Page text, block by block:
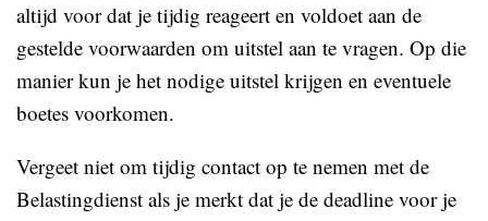
altijd voor dat je tijdig reageert en voldoet aan de
gestelde voorwaarden om uitstel aan te vragen. Op die
manier kun je het nodige uitstel krijgen en eventuele
boetes voorkomen.
Vergeet niet om tijdig contact op te nemen met de
Belastingdienst als je merkt dat je de deadline voor je